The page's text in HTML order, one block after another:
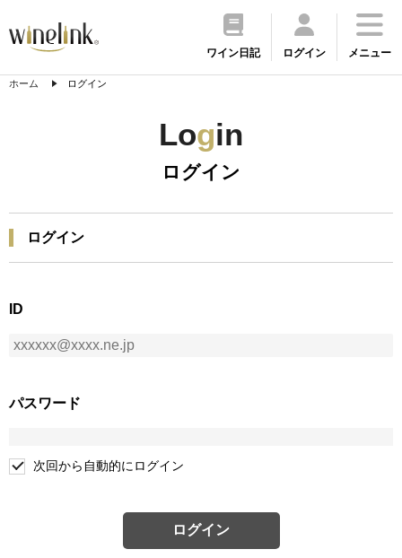
ワイン日記 ログイン メニュー
ホーム ログイン
Login
ログイン
ログイン
ID
パスワード
次回から自動的にログイン
ログイン